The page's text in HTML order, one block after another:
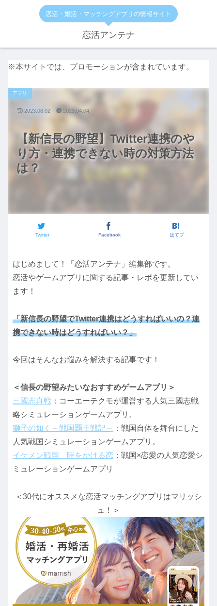
恋活・婚活・マッチングアプリの情報サイト
恋活アンテナ
※本サイトでは、プロモーションが含まれています。
【新信長の野望】Twitter連携のや
り方・連携できない時の対策方法
は？
アプリ
Twitter Facebook はてブ
2023.08.02 2023.04.04
はじめまして！「恋活アンテナ」編集部です。
恋活やゲームアプリに関する記事・レポを更新してい
ます！
「新信長の野望でTwitter連携はどうすればいいの？連
携できない時はどうすればいい？」
今回はそんなお悩みを解決する記事です！
＜信長の野望みたいなおすすめゲームアプリ＞
三國志真戦 ：コーエーテクモが運営する人気三國志戦
略シミュレーションゲームアプリ。
獅子の如く～戦国覇王戦記～ ：戦国自体を舞台にした
人気戦国シミュレーションゲームアプリ。
イケメン戦国 時をかける恋 ：戦国×恋愛の人気恋愛シ
ミュレーションゲームアプリ
＜30代にオススメな恋活マッチングアプリはマリッシ
ュ！＞